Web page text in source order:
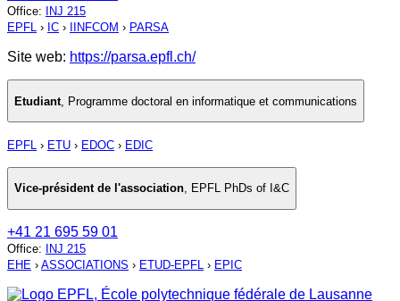
Office:
INJ 215
EPFL › IC › IINFCOM › PARSA
Site web: https://parsa.epfl.ch/
Etudiant Programme doctoral en informatique et communications
EPFL › ETU › EDOC › EDIC
Vice-président de l'association, EPFL PhDs of I&C
+41 21 695 59 01
Office: INJ 215
EHE › ASSOCIATIONS › ETUD-EPFL › EPIC